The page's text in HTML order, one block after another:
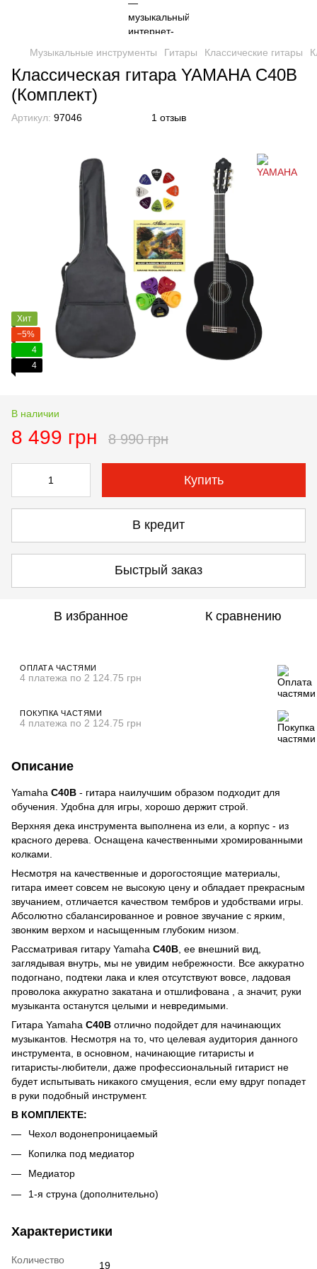
Музыкальные инструменты Гитары Классические гитары
Классическая гитара YAMAHA C40B
(Комплект)
Артикул: 97046 1 отзыв
Хит
−5%
4
4
В наличии
8 499 грн 8 990 грн
Купить
В кредит
Быстрый заказ
В избранное К сравнению
ОПЛАТА ЧАСТЯМИ
4 платежа по 2 124.75 грн
ПОКУПКА ЧАСТЯМИ
4 платежа по 2 124.75 грн
Описание
Yamaha C40B - гитара наилучшим образом подходит для
обучения. Удобна для игры, хорошо держит строй.
Верхняя дека инструмента выполнена из ели, а корпус - из
красного дерева. Оснащена качественными хромированными
колками.
Несмотря на качественные и дорогостоящие материалы,
гитара имеет совсем не высокую цену и обладает прекрасным
звучанием, отличается качеством тембров и удобствами игры.
Абсолютно сбалансированное и ровное звучание с ярким,
звонким верхом и насыщенным глубоким низом.
Рассматривая гитару Yamaha C40B , ее внешний вид,
заглядывая внутрь, мы не увидим небрежности. Все аккуратно
подогнано, подтеки лака и клея отсутствуют вовсе, ладовая
проволока аккуратно закатана и отшлифована , а значит, руки
музыканта останутся целыми и невредимыми.
Гитара Yamaha C40B отлично подойдет для начинающих
музыкантов. Несмотря на то, что целевая аудитория данного
инструмента, в основном, начинающие гитаристы и
гитаристы-любители, даже профессиональный гитарист не
будет испытывать никакого смущения, если ему вдруг попадет
в руки подобный инструмент.
В КОМПЛЕКТЕ:
Чехол водонепроницаемый
Копилка под медиатор
Медиатор
1-я струна (дополнительно)
Характеристики
Количество
19